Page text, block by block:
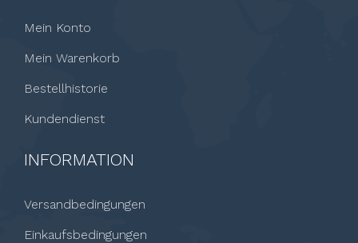
Mein Konto
Mein Warenkorb
Bestellhistorie
Kundendienst
INFORMATION
Versandbedingungen
Einkaufsbedingungen